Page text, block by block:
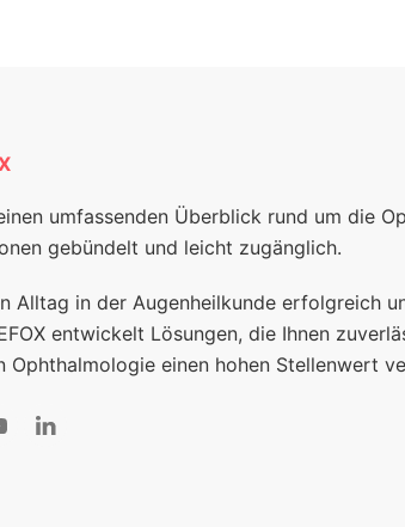
umfassenden Überblick rund um die
gebündelt und leicht zugänglich.
Alltag in der Augenheilkunde erfolgreich
entwickelt Lösungen, die Ihnen
Ophthalmologie einen hohen Stellenwert